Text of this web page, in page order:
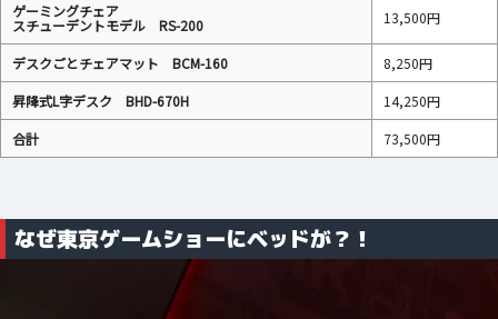
ゲーミングチェア
スチューデントモデル RS-200 13,500円
デスクごとチェアマット BCM-160
8,250円
昇降式L字デスク BHD-670H
14,250円
合計
73,500円
なぜ東京ゲームショーにベッドが？！